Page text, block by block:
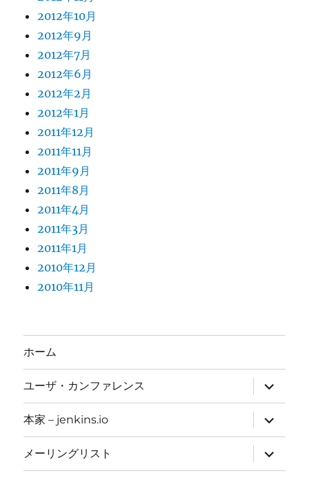
2012年10月
2012年9月
2012年7月
2012年6月
2012年2月
2012年1月
2011年12月
2011年11月
2011年9月
2011年8月
2011年4月
2011年3月
2011年1月
2010年12月
2010年11月
ホーム
ユーザ・カンファレンス
サ
ブ
メ
ニ
ュ
ー
を
展
開
本家 – jenkins.io
サ
ブ
メ
ニ
ュ
ー
メーリングリスト
サ
ブ
メ